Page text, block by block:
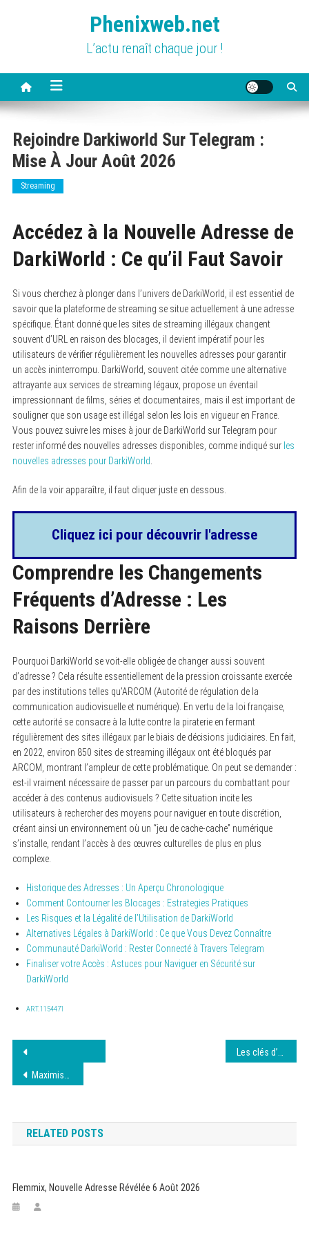
Phenixweb.net
L’actu renaît chaque jour !
Rejoindre Darkiworld Sur Telegram :
Mise À Jour Août 2026
Streaming
Accédez à la Nouvelle Adresse de
DarkiWorld : Ce qu’il Faut Savoir
Si vous cherchez à plonger dans l’univers de DarkiWorld, il est essentiel de
savoir que la plateforme de streaming se situe actuellement à une adresse
spécifique. Étant donné que les sites de streaming illégaux changent
souvent d’URL en raison des blocages, il devient impératif pour les
utilisateurs de vérifier régulièrement les nouvelles adresses pour garantir
un accès ininterrompu. DarkiWorld, souvent citée comme une alternative
attrayante aux services de streaming légaux, propose un éventail
impressionnant de films, séries et documentaires, mais il est important de
souligner que son usage est illégal selon les lois en vigueur en France.
Vous pouvez suivre les mises à jour de DarkiWorld sur Telegram pour
rester informé des nouvelles adresses disponibles, comme indiqué sur les
nouvelles adresses pour DarkiWorld
Afin de la voir apparaître, il faut cliquer juste en dessous.
Cliquez ici pour découvrir l'adresse
Comprendre les Changements
Fréquents d’Adresse : Les
Raisons Derrière
Pourquoi DarkiWorld se voit-elle obligée de changer aussi souvent
d’adresse ? Cela résulte essentiellement de la pression croissante exercée
par des institutions telles qu’ARCOM (Autorité de régulation de la
communication audiovisuelle et numérique). En vertu de la loi française,
cette autorité se consacre à la lutte contre la piraterie en fermant
régulièrement des sites illégaux par le biais de décisions judiciaires. En fait,
en 2022, environ 850 sites de streaming illégaux ont été bloqués par
ARCOM, montrant l’ampleur de cette problématique. On peut se demander :
est-il vraiment nécessaire de passer par un parcours du combattant pour
accéder à des contenus audiovisuels ? Cette situation incite les
utilisateurs à rechercher des moyens pour naviguer en toute discrétion,
créant ainsi un environnement où un “jeu de cache-cache” numérique
s’installe, rendant l’accès à des œuvres culturelles de plus en plus
complexe.
Historique des Adresses : Un Aperçu Chronologique
Comment Contourner les Blocages : Estrategies Pratiques
Les Risques et la Légalité de l’Utilisation de DarkiWorld
Alternatives Légales à DarkiWorld : Ce que Vous Devez Connaître
Communauté DarkiWorld : Rester Connecté à Travers Telegram
Finaliser votre Accès : Astuces pour Naviguer en Sécurité sur
DarkiWorld
ART.1154471
Navigation
deMaximisez votre impact grâce au marketing digital
RELATED POSTS
Flemmix, Nouvelle Adresse Révélée 6 Août 2026